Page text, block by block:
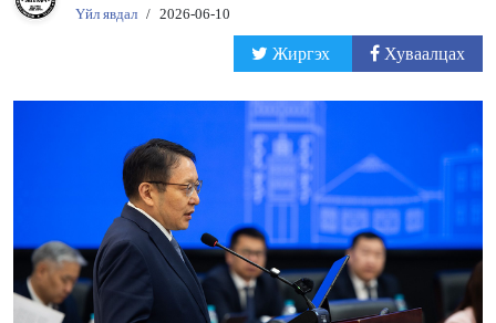
Үйл явдал / 2026-06-10
Жиргэх Хуваалцах